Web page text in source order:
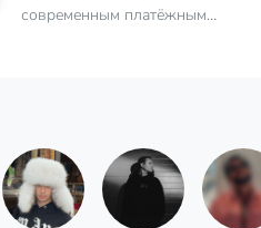
современным платёжным